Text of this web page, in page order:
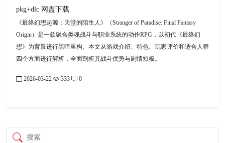
pkg+dlc 网盘下载
《最终幻想起源：天堂的陌生人》（Stranger of Paradise: Final Fantasy
Origin）是一款融合类魂战斗与职业系统的动作RPG，以初代《最终幻
想》为背景进行黑暗重构。本文从游戏介绍、特色、玩家评价和适合人群
四个方面进行解析，全面剖析其战斗优势与剧情短板。
2026-03-22 333 0
搜索